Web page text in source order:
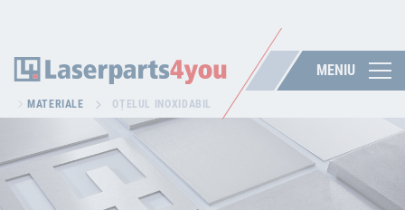
MENIU
MATERIALE OȚELUL INOXIDABIL